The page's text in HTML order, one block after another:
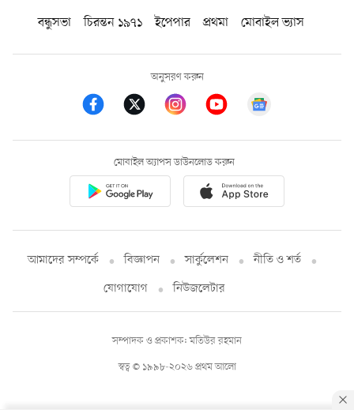
বন্ধুসভা
চিরন্তন ১৯৭১ ইপেপার প্রথমা মোবাইল ভ্যাস
অনুসরণ করুন
মোবাইল অ্যাপস ডাউনলোড করুন
আমাদের সম্পর্কে বিজ্ঞাপন সার্কুলেশন
নীতি ও শর্ত
যোগাযোগ
নিউজলেটার
স্বত্ব © ১৯৯৮-২০২৬ প্রথম আলো
সম্পাদক ও প্রকাশক: মতিউর রহমান